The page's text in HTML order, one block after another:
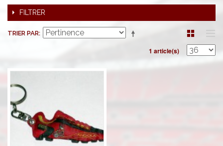
FILTRER
TRIER PAR
1 article(s)